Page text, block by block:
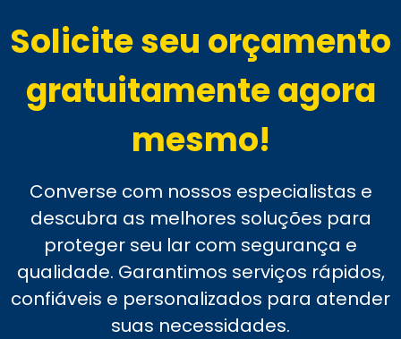
Solicite seu orçamento
gratuitamente agora
mesmo!
Converse com nossos especialistas e
descubra as melhores soluções para
proteger seu lar com segurança e
qualidade. Garantimos serviços rápidos,
confiáveis e personalizados para atender
suas necessidades.